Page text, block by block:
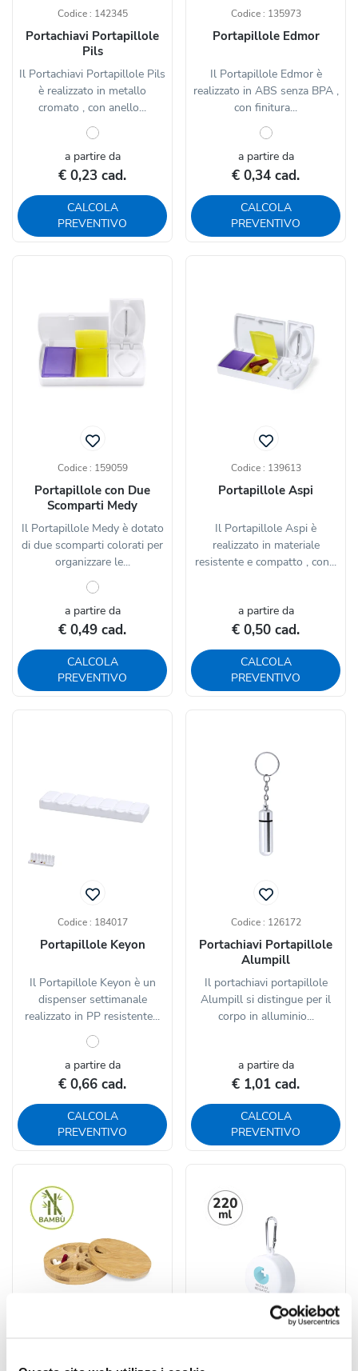
Codice : 142345
Portachiavi Portapillole
Pils
Il Portachiavi Portapillole Pils
è realizzato in metallo
cromato , con anello...
a partire da
€ 0,23 cad.
CALCOLA
PREVENTIVO
Codice : 135973
Portapillole Edmor
Il Portapillole Edmor è
realizzato in ABS senza BPA ,
con finitura...
a partire da
€ 0,34 cad.
CALCOLA
PREVENTIVO
Codice : 159059
Portapillole con Due
Scomparti Medy
Il Portapillole Medy è dotato
di due scomparti colorati per
organizzare le...
a partire da
€ 0,49 cad.
CALCOLA
PREVENTIVO
Codice : 139613
Portapillole Aspi
Il Portapillole Aspi è
realizzato in materiale
resistente e compatto , con...
a partire da
€ 0,50 cad.
CALCOLA
PREVENTIVO
Codice : 184017
Portapillole Keyon
Il Portapillole Keyon è un
dispenser settimanale
realizzato in PP resistente...
a partire da
€ 0,66 cad.
CALCOLA
PREVENTIVO
Codice : 126172
Portachiavi Portapillole
Alumpill
Il portachiavi portapillole
Alumpill si distingue per il
corpo in alluminio...
a partire da
€ 1,01 cad.
CALCOLA
PREVENTIVO